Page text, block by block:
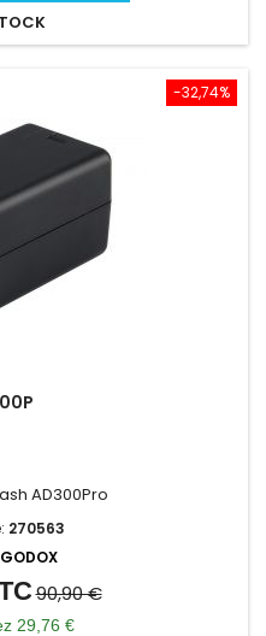
-32,74%
AD300Pro
270563
GODOX
90,90 €
29,76 €